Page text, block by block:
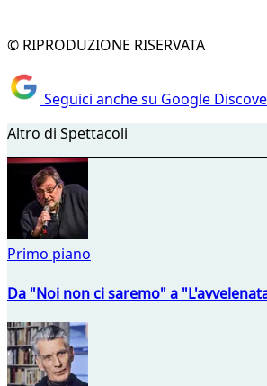
© RIPRODUZIONE RISERVATA
Seguici anche su Google
Altro di Spettacoli
Primo piano
Da "Noi non ci saremo" a